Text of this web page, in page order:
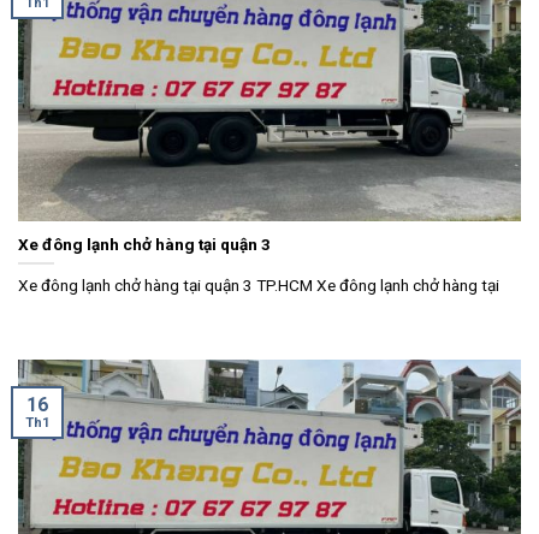
Xe đông lạnh chở hàng tại quận 3
Xe đông lạnh chở hàng tại quận 3 TP.HCM Xe đông lạnh chở hàng tại
16
Th1